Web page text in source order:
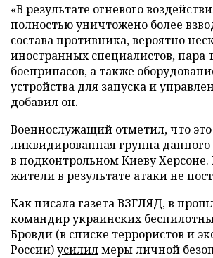
«В результате огневого
полностью уничтожено более
состава противника, вероятно
иностранных специалистов, пара
боеприпасов, а также
устройства для запуска и
добавил он.
Военнослужащий отметил, что
ликвидированная группа
в подконтрольном Киеву
жители в результате атаки не
Как писала газета ВЗГЛЯД, в
командир украинских
Бровди (в списке террористов и
России)усилилмеры личной